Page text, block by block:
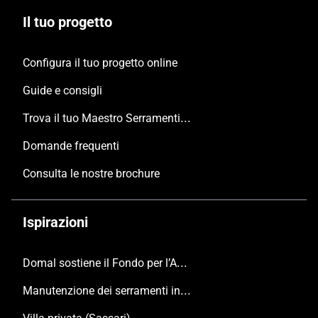
Il tuo progetto
Configura il tuo progetto online
Guide e consigli
Trova il tuo Maestro Serramentista Domal
Domande frequenti
Consulta le nostre brochure
Ispirazioni
Domal sostiene il Fondo per l’Ambiente Italiano anche per le Giornate FAI di Primavera 2024
Manutenzione dei serramenti in alluminio